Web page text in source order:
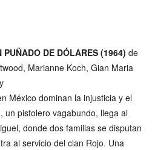
DE DÓLARES (1964) de
Marianne Koch, Gian Maria
México dominan la injusticia y el
un pistolero vagabundo, llega al
donde dos familias se disputan
al servicio del clan Rojo. Una